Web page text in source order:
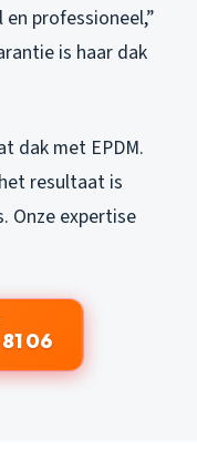
professioneel,”
is haar dak
dak met EPDM.
resultaat is
Onze expertise
06